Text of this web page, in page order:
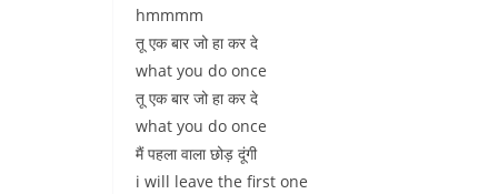
hmmmm
तू एक बार जो हा कर दे
what you do once
तू एक बार जो हा कर दे
what you do once
मैं पहला वाला छोड़ दूंगी
i will leave the first one